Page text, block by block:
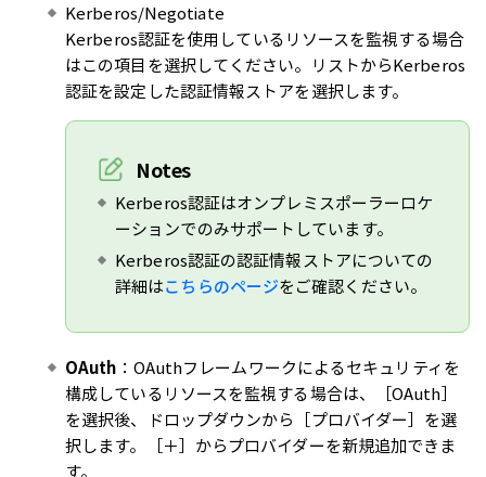
Kerberos/Negotiate
Kerberos認証を使用しているリソースを監視する場合
はこの項目を選択してください。リストからKerberos
認証を設定した認証情報ストアを選択します。
Notes
Kerberos認証はオンプレミスポーラーロケ
ーションでのみサポートしています。
Kerberos認証の認証情報ストアについての
詳細はこちらのページをご確認ください。
OAuth ：OAuthフレームワークによるセキュリティを
構成しているリソースを監視する場合は、［OAuth］
を選択後、ドロップダウンから［プロバイダー］を選
択します。［＋］からプロバイダーを新規追加できま
す。